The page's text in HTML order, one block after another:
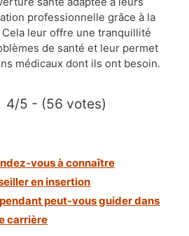
professionnelle grâce à la
leur offre une tranquillité
de santé et leur permet
médicaux dont ils ont besoin.
4/5 - (56 votes)
vous à connaître
en insertion
peut-vous guider dans
carrière